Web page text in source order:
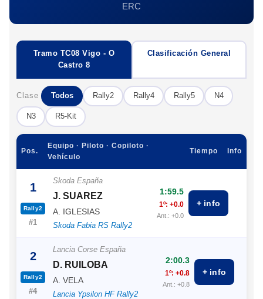
ERC
Tramo TC08 Vigo - O
Castro 8
Clasificación General
Clase Todos Rally2 Rally4 Rally5 N4
N3 R5-Kit
Pos.
Equipo · Piloto · Copiloto ·
Vehículo
Tiempo Info
1
Rally2
#1
Skoda España
J. SUAREZ
A. IGLESIAS
Skoda Fabia RS Rally2
1:59.5
1º: +0.0
Ant.: +0.0
+ info
2
Rally2
#4
Lancia Corse España
D. RUILOBA
A. VELA
Lancia Ypsilon HF Rally2
2:00.3
1º: +0.8
Ant.: +0.8
+ info